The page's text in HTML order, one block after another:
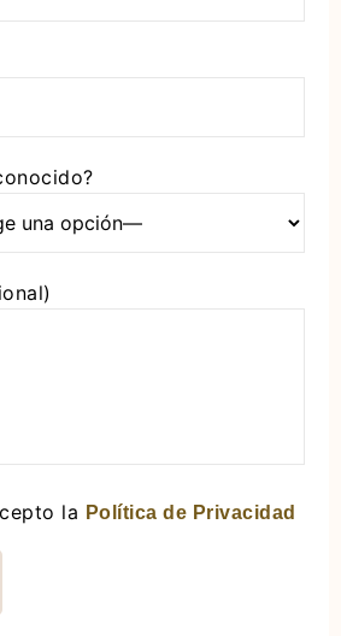
la Política de Privacidad